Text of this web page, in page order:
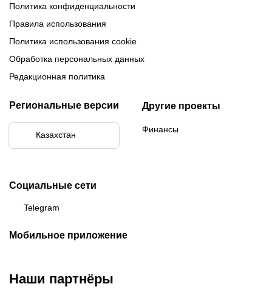
Политика конфиденциальности
Правила использования
Политика использования cookie
Обработка персональных данных
Редакционная политика
Региональные версии
Казахстан
Другие проекты
Финансы
Социальные сети
Telegram
Мобильное приложение
Наши партнёры